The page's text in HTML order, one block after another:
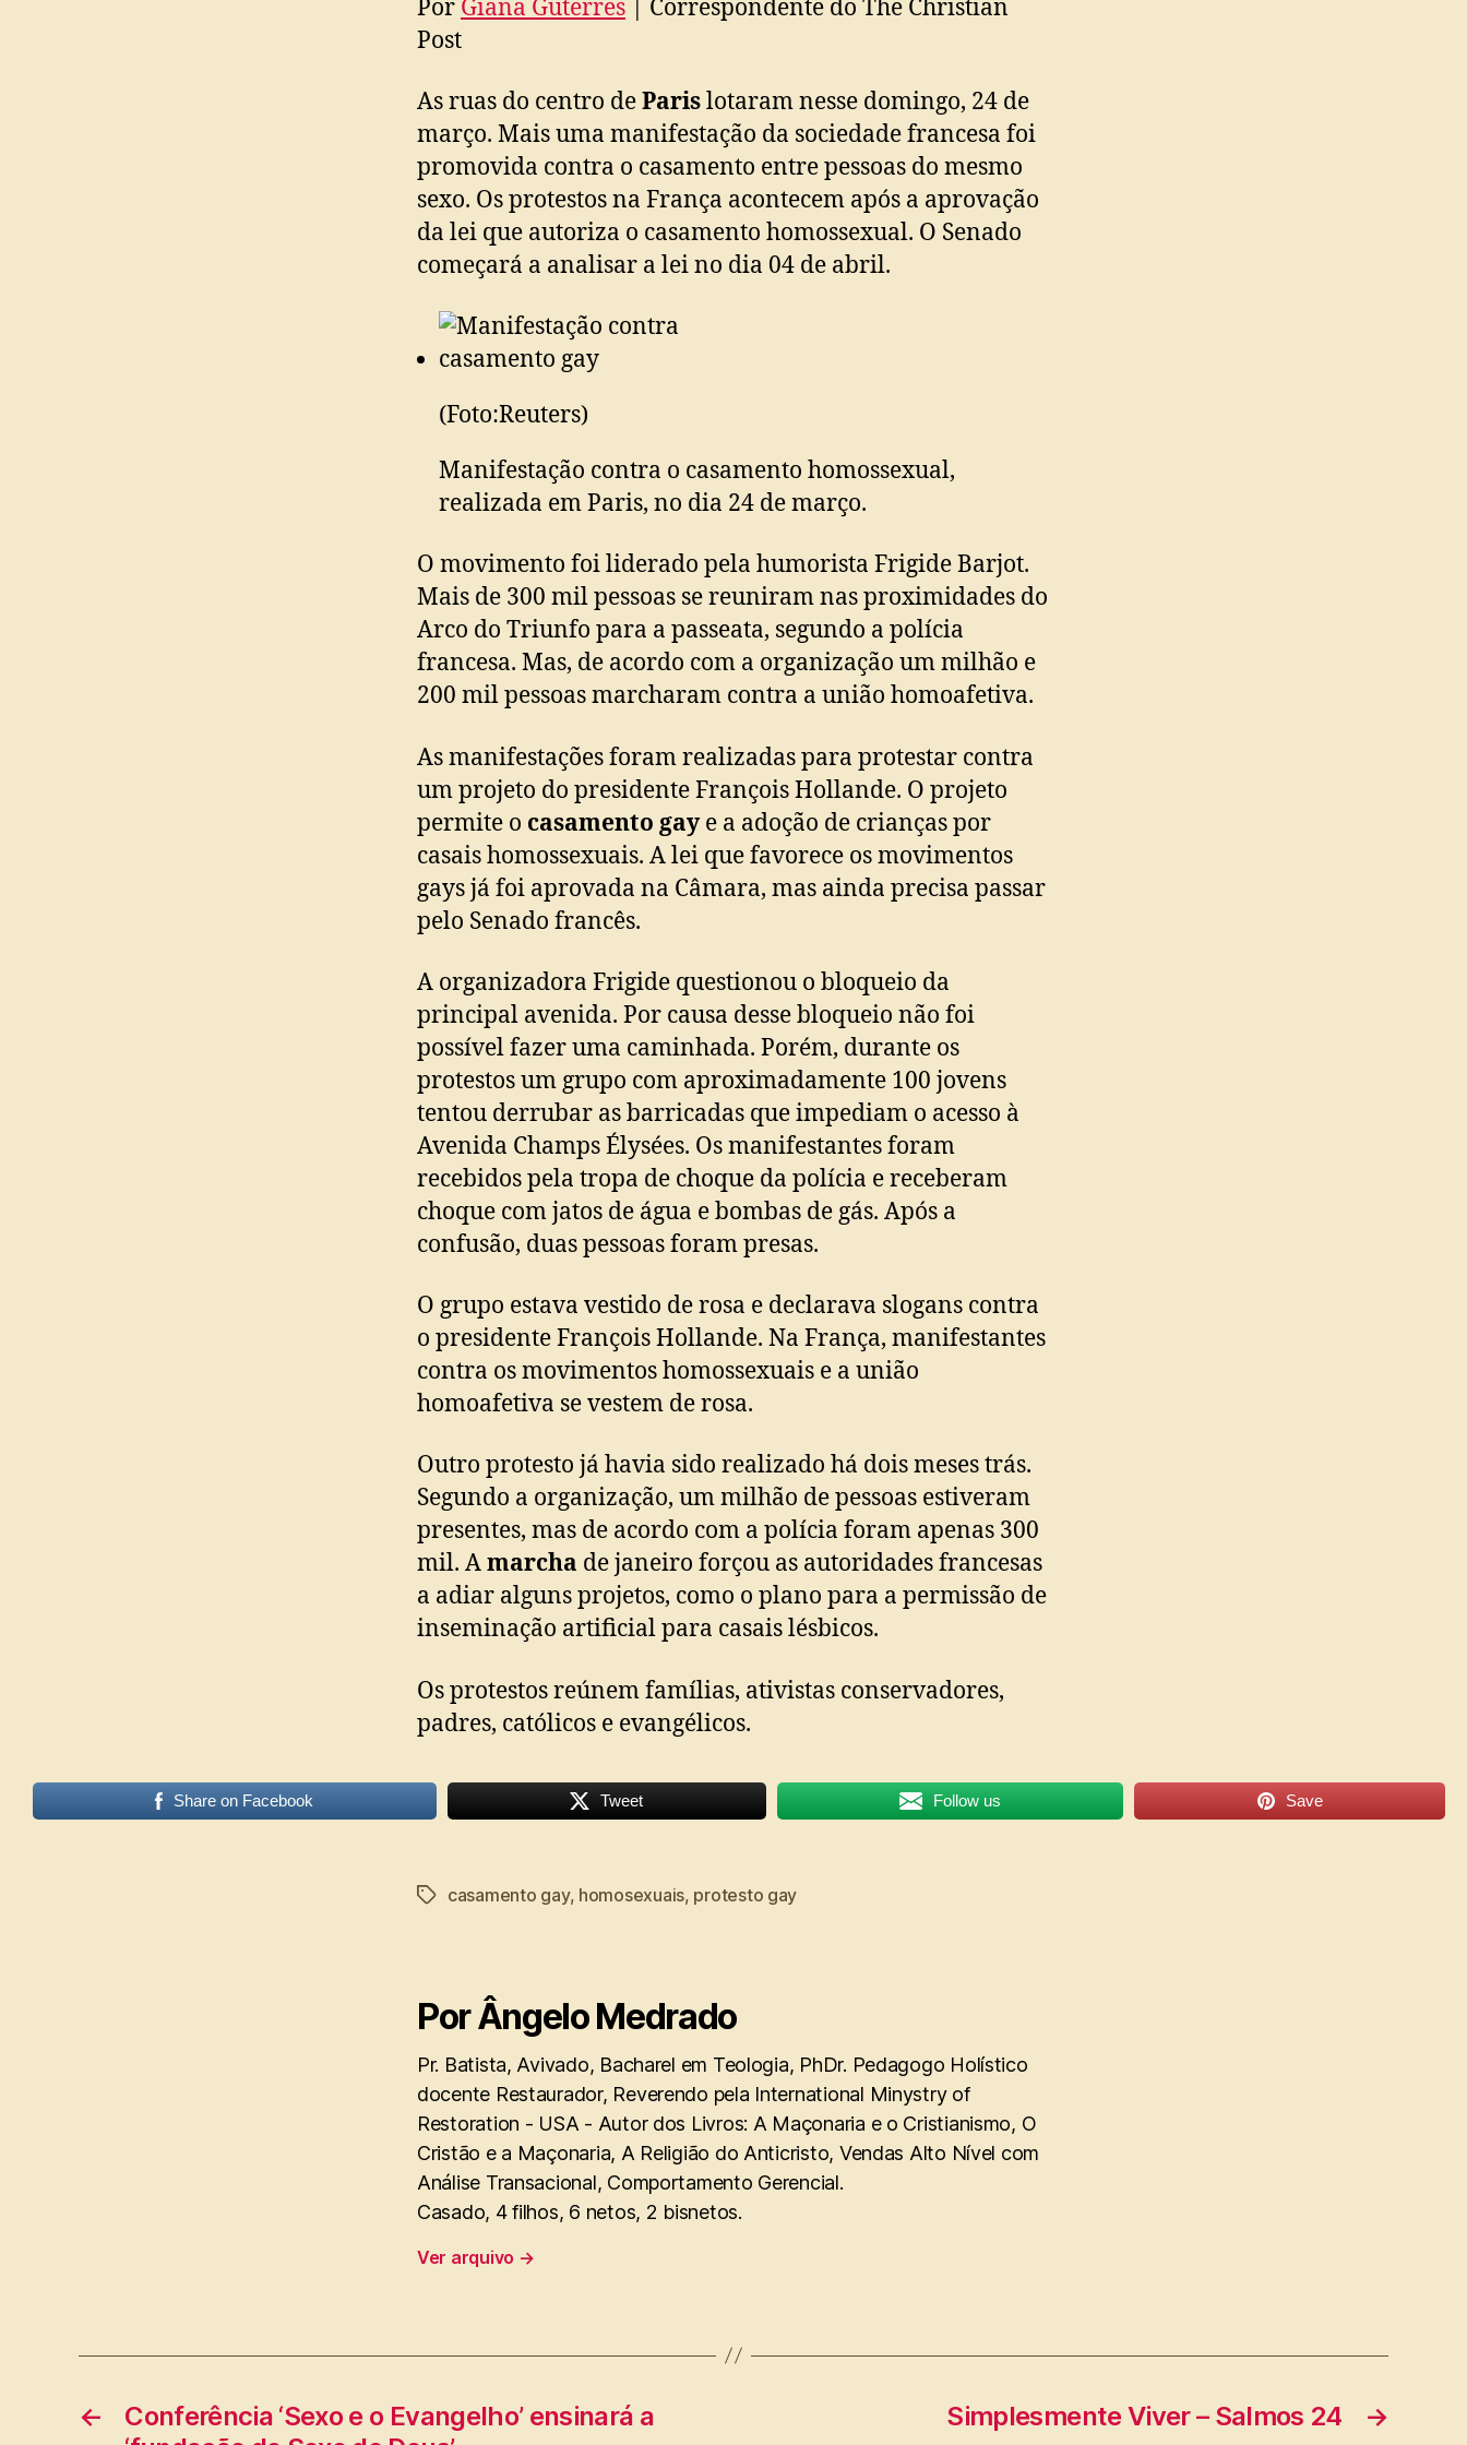
Por Giana Guterres | Correspondente do The Christian
Post
As ruas do centro deParislotaram nesse domingo, 24 de
março. Mais uma manifestação da sociedade francesa foi
promovida contra o casamento entre pessoas do mesmo
sexo. Os protestos na França acontecem após a aprovação
da lei que autoriza o casamento homossexual. O Senado
começará a analisar a lei no dia 04 de abril.
(Foto:Reuters)
Manifestação contra o casamento homossexual,
realizada em Paris, no dia 24 de março.
O movimento foi liderado pela humorista Frigide Barjot.
Mais de 300 mil pessoas se reuniram nas proximidades do
Arco do Triunfo para a passeata, segundo a polícia
francesa. Mas, de acordo com a organização um milhão e
200 mil pessoas marcharam contra a união homoafetiva.
As manifestações foram realizadas para protestar contra
um projeto do presidente François Hollande. O projeto
permite o casamento gaye a adoção de crianças por
casais homossexuais. A lei que favorece os movimentos
gays já foi aprovada na Câmara, mas ainda precisa passar
pelo Senado francês.
A organizadora Frigide questionou o bloqueio da
principal avenida. Por causa desse bloqueio não foi
possível fazer uma caminhada. Porém, durante os
protestos um grupo com aproximadamente 100 jovens
tentou derrubar as barricadas que impediam o acesso à
Avenida Champs Élysées. Os manifestantes foram
recebidos pela tropa de choque da polícia e receberam
choque com jatos de água e bombas de gás. Após a
confusão, duas pessoas foram presas.
O grupo estava vestido de rosa e declarava slogans contra
o presidente François Hollande. Na França, manifestantes
contra os movimentos homossexuais e a união
homoafetiva se vestem de rosa.
Outro protesto já havia sido realizado há dois meses trás.
Segundo a organização, um milhão de pessoas estiveram
presentes, mas de acordo com a polícia foram apenas 300
mil. Amarcha de janeiro forçou as autoridades francesas
a adiar alguns projetos, como o plano para a permissão de
inseminação artificial para casais lésbicos.
Os protestos reúnem famílias, ativistas conservadores,
padres, católicos e evangélicos.
Share on Facebook Tweet Follow us Save
Tagscasamento gay, homosexuais, protesto gay
Por Ângelo Medrado
Pr. Batista, Avivado, Bacharel em Teologia, PhDr. Pedagogo Holístico
docente Restaurador, Reverendo pela International Minystry of
Restoration - USA - Autor dos Livros: A Maçonaria e o Cristianismo, O
Cristão e a Maçonaria, A Religião do Anticristo, Vendas Alto Nível com
Análise Transacional, Comportamento Gerencial.
Casado, 4 filhos, 6 netos, 2 bisnetos.
Ver arquivo →
←
Conferência ‘Sexo e o Evangelho’ ensinará a
→
Simplesmente Viver – Salmos 24